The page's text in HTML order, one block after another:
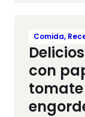
Comida,
con